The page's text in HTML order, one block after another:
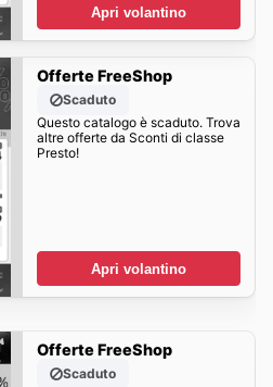
Apri volantino
Offerte FreeShop
Scaduto
Questo catalogo è scaduto. Trova
altre offerte da Sconti di classe
Presto!
Apri volantino
Offerte FreeShop
Scaduto